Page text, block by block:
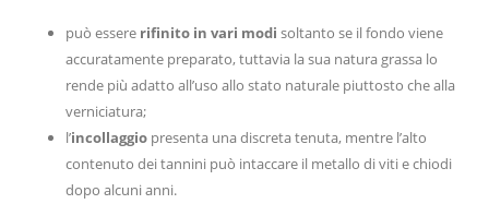
può essere rifinito in vari modi soltanto se il fondo viene
accuratamente preparato, tuttavia la sua natura grassa lo
rende più adatto all’uso allo stato naturale piuttosto che alla
verniciatura;
l’incollaggio presenta una discreta tenuta, mentre l’alto
contenuto dei tannini può intaccare il metallo di viti e chiodi
dopo alcuni anni.